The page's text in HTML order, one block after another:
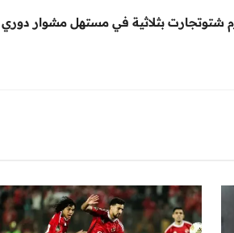
شتوتجارت بثلاثية في مستهل مشوار دوري